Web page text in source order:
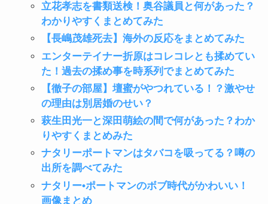
立花孝志を書類送検！奥谷議員と何があった？
わかりやすくまとめてみた
【長嶋茂雄死去】海外の反応をまとめてみた
エンターテイナー折原はコレコレとも揉めてい
た！過去の揉め事を時系列でまとめてみた
【徹子の部屋】壇蜜がやつれている！？激やせ
の理由は別居婚のせい？
萩生田光一と深田萌絵の間で何があった？わか
りやすくまとめみた
ナタリーポートマンはタバコを吸ってる？噂の
出所を調べてみた
ナタリー•ポートマンのボブ時代がかわいい！
画像まとめ